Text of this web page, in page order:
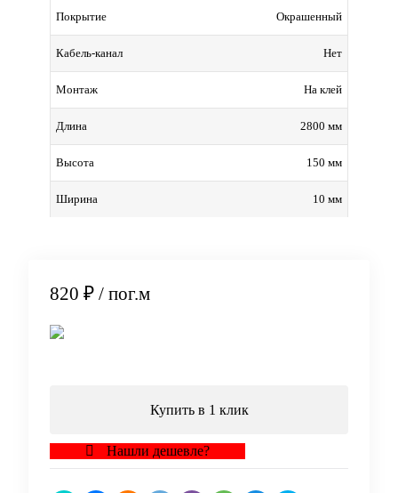
Покрытие Окрашенный
Кабель-канал Нет
Монтаж На клей
Длина 2800 мм
Высота 150 мм
Ширина 10 мм
820 ₽ / пог.м
Купить в 1 клик
Нашли дешевле?